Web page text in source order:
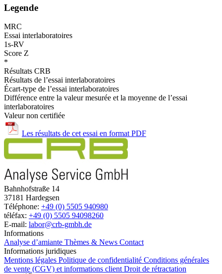
Legende
MRC
Essai interlaboratoires
1s-RV
Score Z
*
Résultats CRB
Résultats de l’essai interlaboratoires
Écart-type de l’essai interlaboratoires
Différence entre la valeur mesurée et la moyenne de l’essai
interlaboratoires
Valeur non certifiée
Les résultats de cet essai en format PDF
Bahnhofstraße 14
37181 Hardegsen
Téléphone: +49 (0) 5505 940980
téléfax: +49 (0) 5505 94098260
E-mail: labor@crb-gmbh.de
Informations
Analyse d’amiante Thèmes & News Contact
Informations juridiques
Mentions légales Politique de confidentialité Conditions générales
de vente (CGV) et informations client Droit de rétractation